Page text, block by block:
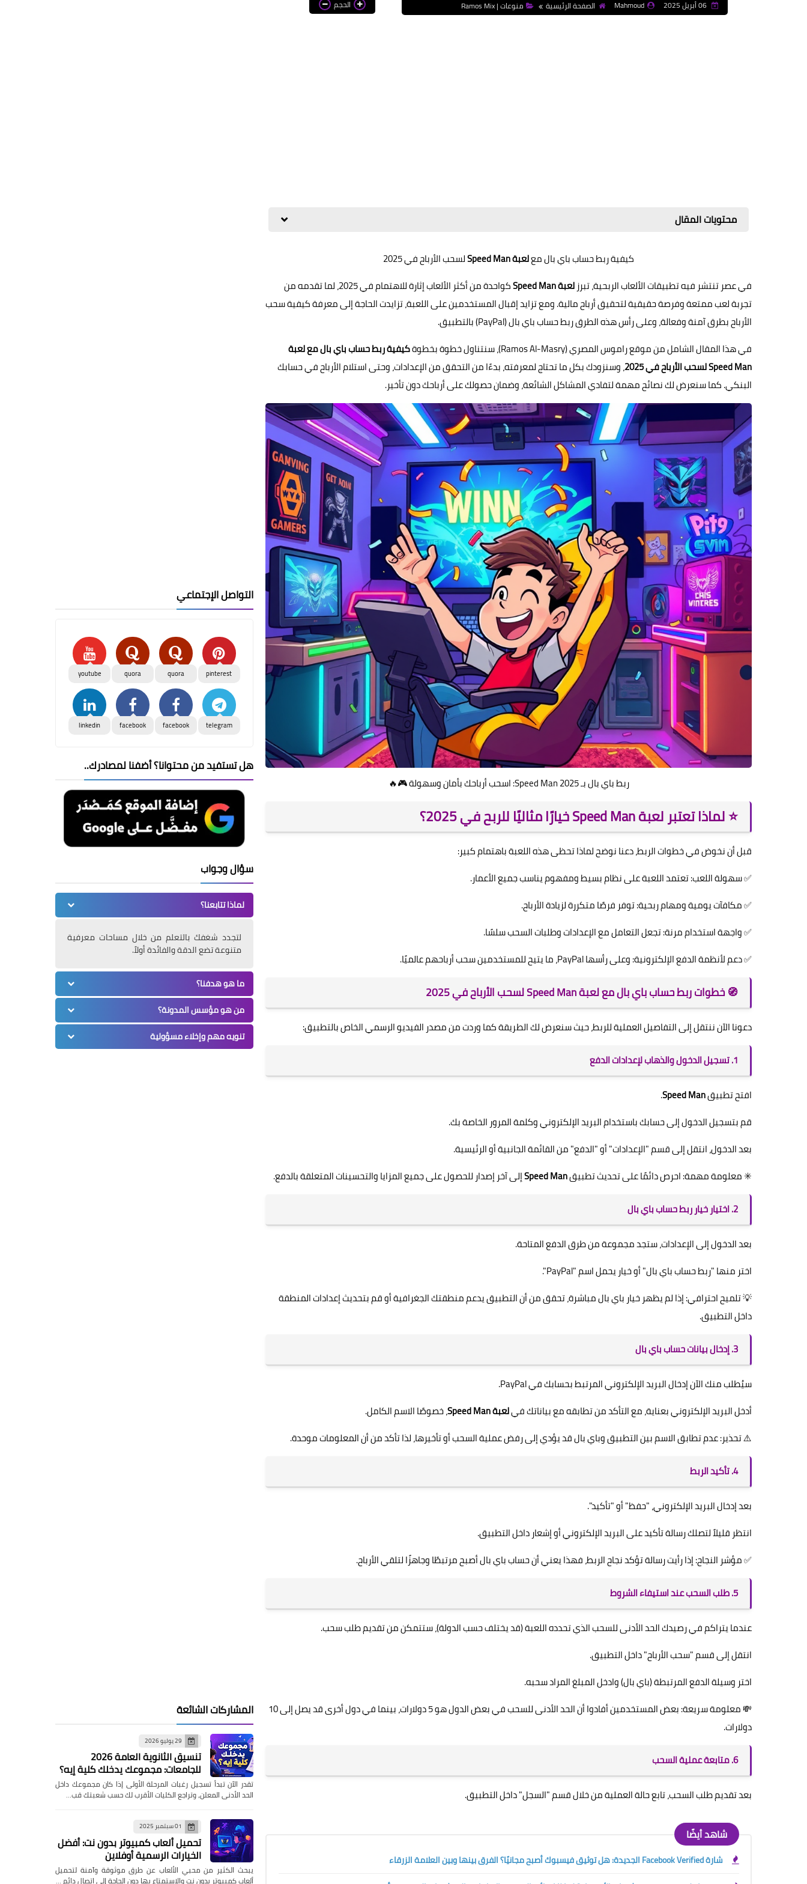
06 أبريل 2025 Mahmoud الصفحة الرئيسية منوعات | Ramos Mix الحجم
محتويات المقال
كيفية ربط حساب باي بال معلعبة Speed Man
لسحب الأرباح في 2025
في عصر تنتشر فيه تطبيقات الألعاب الربحية، تبرزلعبة Speed Man
كواحدة من أكثر الألعاب إثارة للاهتمام في 2025، لما تقدمه من
تجربة لعب ممتعة وفرصة حقيقية لتحقيق أرباح مالية. ومع تزايد إقبال المستخدمين على اللعبة، تزايدت الحاجة إلى معرفة كيفية سحب
الأرباح بطرق آمنة وفعالة، وعلى رأس هذه الطرق ربط حساب باي بال (PayPal) بالتطبيق.
في هذا المقال الشامل من موقع راموس المصري (Ramos Al-Masry)، سنتناول خطوة بخطوة
كيفية ربط حساب باي بال مع لعبة
Speed Man لسحب الأرباح في 2025
، وسنزودك بكل ما تحتاج لمعرفته، بدءًا من التحقق من الإعدادات، وحتى استلام الأرباح في حسابك
البنكي. كما سنعرض لك نصائح مهمة لتفادي المشاكل الشائعة، وضمان حصولك على أرباحك دون تأخير.
ربط باي بال بـ Speed Man 2025: اسحب أرباحك بأمان وسهولة 🎮🔥
⭐ لماذا تعتبر لعبة Speed Man خيارًا مثاليًا للربح في 2025؟
قبل أن نخوض في خطوات الربط، دعنا نوضح لماذا تحظى هذه اللعبة باهتمام كبير:
✅ سهولة اللعب: تعتمد اللعبة على نظام بسيط ومفهوم يناسب جميع الأعمار.
✅ مكافآت يومية ومهام ربحية: توفر فرصًا متكررة لزيادة الأرباح.
✅ واجهة استخدام مرنة: تجعل التعامل مع الإعدادات وطلبات السحب سلسًا.
✅ دعم لأنظمة الدفع الإلكترونية: وعلى رأسها PayPal، ما يتيح للمستخدمين سحب أرباحهم عالميًا.
🧭 خطوات ربط حساب باي بال مع لعبة Speed Man لسحب الأرباح في 2025
دعونا الآن ننتقل إلى التفاصيل العملية للربط، حيث سنعرض لك الطريقة كما وردت من مصدر الفيديو الرسمي الخاص بالتطبيق:
1. تسجيل الدخول والذهاب لإعدادات الدفع
افتح تطبيقSpeed Man
.
قم بتسجيل الدخول إلى حسابك باستخدام البريد الإلكتروني وكلمة المرور الخاصة بك.
بعد الدخول، انتقل إلى قسم "الإعدادات" أو "الدفع" من القائمة الجانبية أو الرئيسية.
✳️ معلومة مهمة: احرص دائمًا على تحديث تطبيقSpeed Manإلى آخر إصدار للحصول على جميع المزايا والتحسينات المتعلقة بالدفع.
2. اختيار خيار ربط حساب باي بال
بعد الدخول إلى الإعدادات، ستجد مجموعة من طرق الدفع المتاحة.
اختر منها "ربط حساب باي بال" أو خيار يحمل اسم "PayPal".
💡 تلميح احترافي: إذا لم يظهر خيار باي بال مباشرة، تحقق من أن التطبيق يدعم منطقتك الجغرافية أو قم بتحديث إعدادات المنطقة
داخل التطبيق.
3. إدخال بيانات حساب باي بال
سيُطلب منك الآن إدخال البريد الإلكتروني المرتبط بحسابك في PayPal.
أدخل البريد الإلكتروني بعناية، مع التأكد من تطابقه مع بياناتك فيلعبة Speed Man
، خصوصًا الاسم الكامل.
⚠️ تحذير: عدم تطابق الاسم بين التطبيق وباي بال قد يؤدي إلى رفض عملية السحب أو تأخيرها، لذا تأكد من أن المعلومات موحدة.
4. تأكيد الربط
بعد إدخال البريد الإلكتروني، "حفظ" أو "تأكيد".
انتظر قليلاً لتصلك رسالة تأكيد على البريد الإلكتروني أو إشعار داخل التطبيق.
✅ مؤشر النجاح: إذا رأيت رسالة تؤكد نجاح الربط، فهذا يعني أن حساب باي بال أصبح مرتبطًا وجاهزًا لتلقي الأرباح.
5. طلب السحب عند استيفاء الشروط
عندما يتراكم في رصيدك الحد الأدنى للسحب الذي تحدده اللعبة (قد يختلف حسب الدولة)، ستتمكن من تقديم طلب سحب.
انتقل إلى قسم "سحب الأرباح" داخل التطبيق.
اختر وسيلة الدفع المرتبطة (باي بال) وادخل المبلغ المراد سحبه.
💸 معلومة سريعة: بعض المستخدمين أفادوا أن الحد الأدنى للسحب في بعض الدول هو 5 دولارات، بينما في دول أخرى قد يصل إلى 10
دولارات.
6. متابعة عملية السحب
بعد تقديم طلب السحب، تابع حالة العملية من خلال قسم "السجل" داخل التطبيق.
شاهد أيضًا
شارة Facebook Verified الجديدة: هل توثيق فيسبوك أصبح مجانيًا؟ الفرق بينها وبين العلامة الزرقاء
التواصل الإجتماعي
pinterest
quora
quora
youtube
telegram
facebook
facebook
linkedin
هل تستفيد من محتوانا؟ أضفنا لمصادرك..
سؤال وجواب
لماذا تتابعنا؟
لتجدد شغفك بالتعلم من خلال مساحات معرفية
متنوعة تضع الدقة والفائدة أولاً.
ما هو هدفنا؟
من هو مؤسس المدونة؟
تنويه مهم وإخلاء مسؤولية
المشاركات الشائعة
29 يوليو 2026
تنسيق الثانوية العامة 2026
للجامعات: مجموعك يدخلك كلية إيه؟
تقدر الآن تبدأ تسجيل رغبات المرحلة الأولى إذا كان مجموعك داخل
الحد الأدنى المعلن، وتراجع الكليات الأقرب لك حسب شعبتك قب…
01 سبتمبر 2025
تحميل ألعاب كمبيوتر بدون نت: أفضل
الخيارات الرسمية أوفلاين
يبحث الكثير من محبي الألعاب عن طرق موثوقة وآمنة لتحميل
ألعاب كمبيوتر بدون نت والاستمتاع بها دون الحاجة إلى اتصال دائم …